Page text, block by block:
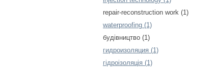
repair-reconstruction work (1)
waterproofing (1)
будівництво (1)
гидроизоляция (1)
гідроізоляція (1)